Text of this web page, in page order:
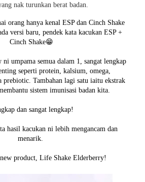
nak turunkan berat badan.
orang hanya kenal ESP dan Cinch Shake
versi baru, pendek kata kacukan ESP +
Cinch Shake😁
umpama semua dalam 1, sangat lengkap
seperti protein, kalsium, omega,
Tambahan lagi satu iaitu ekstrak
sistem imunisasi badan kita.
dan sangat lengkap!
hasil kacukan ni lebih mengancam dan
menarik.
product, Life Shake Elderberry!